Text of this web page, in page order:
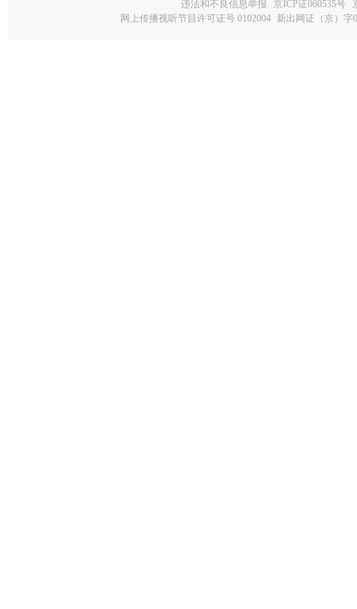
违法和不良信息举报 京ICP证060535号
网上传播视听节目许可证号 0102004 新出网证（京）